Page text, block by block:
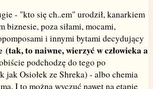
- "kto się ch..em" urodził, kanarkiem
biznesie, poza siłami, mocami,
i innymi bytami decydujący
(tak, to naiwne, wierzyć w człowieka a
podchodzę do tego po
jak Osiołek ze Shreka) - albo chemia
I to można wyczuć nawet na etapie